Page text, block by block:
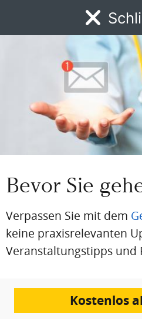
auf Google als
Themen sind:
Rheumatologie im
State of the Art: Bewährte
Innovationen und neue
Links & Downloads
Anmeldung
Bevor Sie
Verpassen Sie mit dem
keine praxisrelevanten
Veranstaltungstipps
Kostenlos